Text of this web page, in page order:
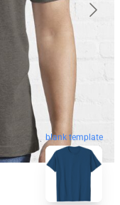
blank template